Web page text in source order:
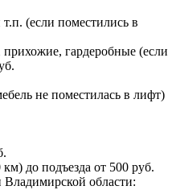
(если поместились в
гардеробные (если
не поместилась в лифт)
км) до подъезда от 500 руб.
области: